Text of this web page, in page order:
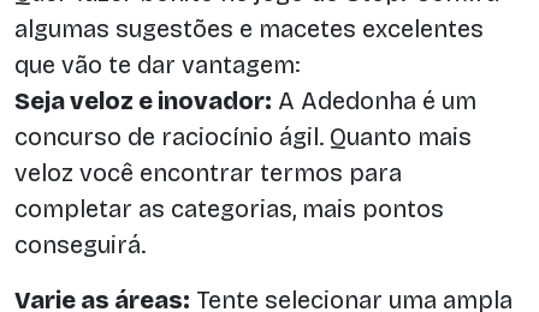
algumas sugestões e macetes excelentes
que vão te dar vantagem:
Seja veloz e inovador: A Adedonha é um
concurso de raciocínio ágil. Quanto mais
veloz você encontrar termos para
completar as categorias, mais pontos
conseguirá.
Varie as áreas: Tente selecionar uma ampla